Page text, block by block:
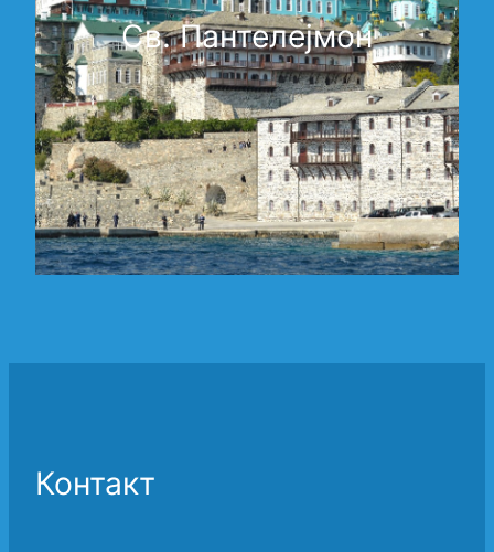
Св. Пантелејмон
Контакт